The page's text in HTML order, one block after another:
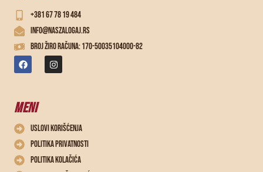
+381 67 78 19 484
info@naszalogaj.rs
Broj žiro računa: 170-50035104000-82
MENI
Uslovi korišćenja
Politika privatnosti
Politika kolačića